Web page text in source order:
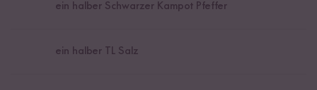
ein halber Schwarzer Kampot Pfeffer
ein halber TL Salz